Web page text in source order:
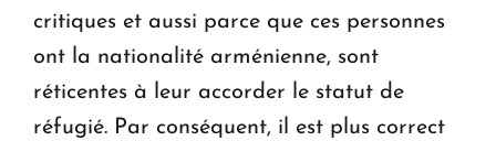
critiques et aussi parce que ces personnes
ont la nationalité arménienne, sont
réticentes à leur accorder le statut de
réfugié. Par conséquent, il est plus correct